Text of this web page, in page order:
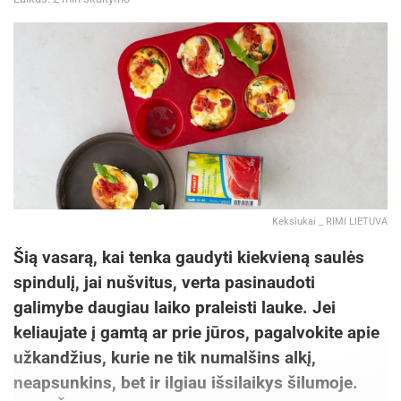
ar baimė paniška, ar tai tiesiog vengimas“, –
pasakojo V.Žukas.
„Žmonės atėję pas seksologą, psichoterapeutą
pasakoja tarsi apie paprastus dalykus. Tačiau
psichoterapijos metu viskas išlenda. Nuo
„nenoriu bučinių ir apkabinimų“ iki giliausių
seksualinių dalykų, – konstatuoja seksologas. –
Turėjau klientę, kamuojamą viešo kalbėjimo
baimės. Pacientė ne kartą prisiminė epizodus iš
vaikystės, kai troško artimo ryšio tėvu, tačiau jis
beveik niekada neturėjo laiko. Atsikalbinėjo, kad
sprendžia svarbius reikalus, tačiau tie jo
atsikalbinėjimai tiesiog reiškė, kad paties
interesai jam svarbesni nei jos. Merginos
pasąmonėje užsifiksavo, kad ji nesvarbi. Tos
Keksiukai _ RIMI LIETUVA
Šią vasarą, kai tenka gaudyti kiekvieną saulės
spindulį, jai nušvitus, verta pasinaudoti
galimybe daugiau laiko praleisti lauke. Jei
keliaujate į gamtą ar prie jūros, pagalvokite apie
užkandžius, kurie ne tik numalšins alkį,
neapsunkins, bet ir ilgiau išsilaikys šilumoje.